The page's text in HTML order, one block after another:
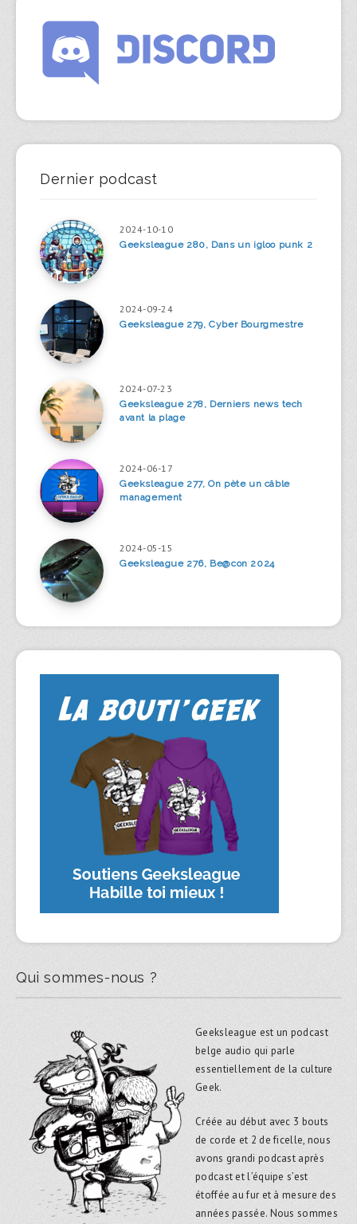
Dernier podcast
2024-10-10
Geeksleague 280, Dans un igloo punk 2
2024-09-24
Geeksleague 279, Cyber Bourgmestre
2024-07-23
Geeksleague 278, Derniers news tech
avant la plage
2024-06-17
Geeksleague 277, On pète un câble
management
2024-05-15
Geeksleague 276, Be@con 2024
Qui sommes-nous ?
Geeksleague est un podcast
belge audio qui parle
essentiellement de la culture
Geek.
Créée au début avec 3 bouts
de corde et 2 de ficelle, nous
avons grandi podcast après
podcast et l’équipe s’est
étoffée au fur et à mesure des
années passée. Nous sommes